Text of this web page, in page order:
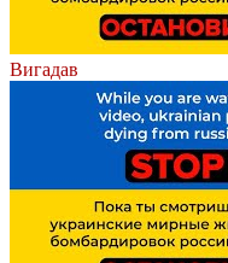
Вигадав